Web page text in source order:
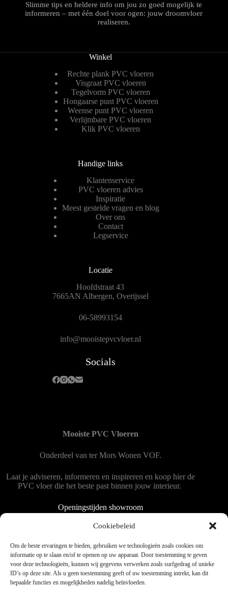
Cookiebeleid
Om de beste ervaringen te bieden, gebruiken we technologieën zoals cookies om
informatie op te slaan en/of te openen op uw apparaat. Door toestemming te geven
voor deze technologieën, kunnen wij gegevens verwerken zoals surfgedrag of unieke
ID’s op deze site. Als u geen toestemming geeft of uw toestemming intrekt, kan dit
bepaalde functies en mogelijkheden nadelig beïnvloeden.
Slimme tips en heldere info om jou zo goed mogelijk te
informeren – met één doel voor ogen: jouw droomvloer
realiseren.
Winkel
Rechte plank PVC vloeren
Visgraat PVC vloeren
Tegelvorm PVC vloeren
Hongaarse punt PVC vloeren
Weense punt PVC vloeren
Verlijmbare PVC vloeren
Klik PVC vloeren
Handige links
Klantenservice
PVC vloeren advies
Inspiratie
Meest gestelde vragen en blog
Over ons
Contact
Legservice
Locatie
Hoofdstraat 43
7665AN Albergen, Overijssel
06-58993154
info@mooistepvcvloer.nl
Socials
Mooiste PVC Vloeren
Onderdeel van ter Mors Wonen VOF.
Laat je adviseren, informeren en inspireren en koop hier de
PVC vloer die het beste past binnen jouw interieur.
Openingstijden showroom
Dinsdag tot en met vrijdag 9:00 - 18:00
Zaterdag 9:00 tot 15:00
Copyright © 2025 - WordPress thema door blocksy - Made by
Jim ter Mors